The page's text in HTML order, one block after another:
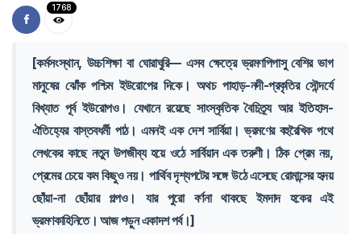
1768
[কর্মসংস্থান, উচ্চশিক্ষা বা ঘোরাঘুরি— এসব ক্ষেত্রে ভ্রমণপিপাসু বেশির ভাগ
মানুষের ঝোঁক পশ্চিম ইউরোপের দিকে। অথচ পাহাড়-নদী-প্রকৃতির সৌন্দর্যে
বিখ্যাত পূর্ব ইউরোপও। যেখানে রয়েছে সাংস্কৃতিক বৈচিত্র্য আর ইতিহাস-
ঐতিহ্যের বাস্তবধর্মী পাঠ। এমনই এক দেশ সার্বিয়া। ভ্রমণের বহুরৈখিক পথে
লেখকের কাছে নতুন উপজীব্য হয়ে ওঠে সার্বিয়ান এক তরুণী। ঠিক প্রেম নয়,
প্রেমের চেয়ে কম কিছুও নয়। পার্থিব দৃশ্যপটের সঙ্গে উঠে এসেছে রোমান্সের হৃদয়
ছোঁয়া-না ছোঁয়ার গল্পও। যার পুরো বর্ণনা থাকছে ইমদাদ হকের এই
ভ্রমণকাহিনিতে। আজ পড়ুন একাদশ পর্ব।]